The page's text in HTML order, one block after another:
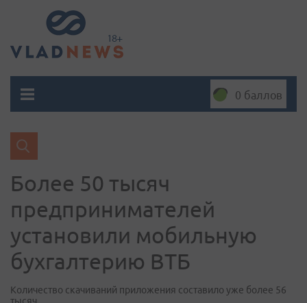
0 баллов
Более 50 тысяч
предпринимателей
установили мобильную
бухгалтерию ВТБ
Количество скачиваний приложения составило уже более 56